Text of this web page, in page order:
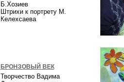
Б.Хозиев
Штрихи к портрету М.
Келехсаева
БРОНЗОВЫЙ ВЕК
Творчество Вадима